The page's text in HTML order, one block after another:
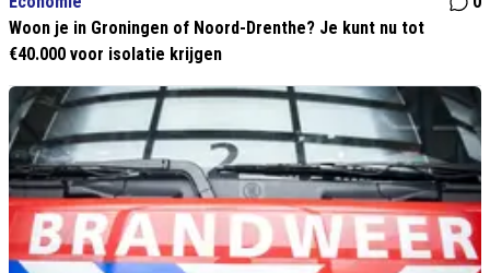
Woon je in Groningen of Noord-Drenthe? Je kunt nu tot
€40.000 voor isolatie krijgen